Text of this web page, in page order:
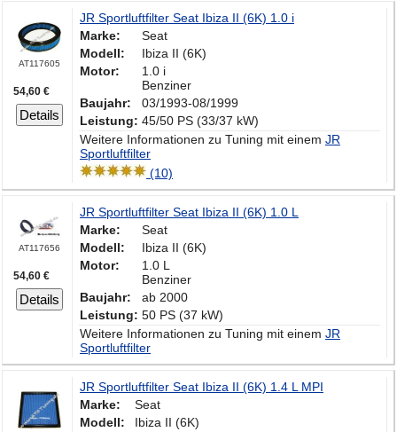
AT117605
54,60 €
Details
JR Sportluftfilter Seat Ibiza II (6K) 1.0 i
Marke:
Seat
Modell:
Ibiza II (6K)
Motor:
1.0 i
Benziner
Baujahr:
03/1993-08/1999
Leistung: 45/50 PS (33/37 kW)
Weitere Informationen zu Tuning mit einem JR
Sportluftfilter
(10)
AT117656
54,60 €
Details
JR Sportluftfilter Seat Ibiza II (6K) 1.0 L
Marke:
Seat
Modell:
Ibiza II (6K)
Motor:
1.0 L
Benziner
Baujahr:
ab 2000
Leistung: 50 PS (37 kW)
Weitere Informationen zu Tuning mit einem JR
Sportluftfilter
JR Sportluftfilter Seat Ibiza II (6K) 1.4 L MPI
Marke:
Seat
Modell:
Ibiza II (6K)